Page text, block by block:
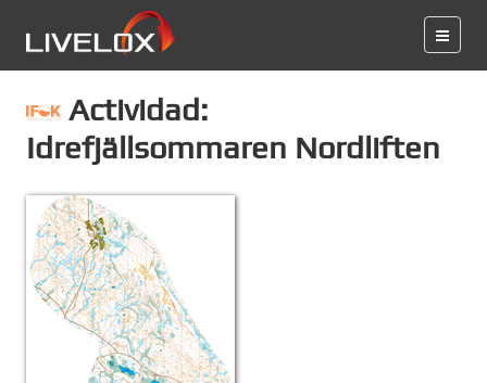
Actividad:
Idrefjällsommaren Nordliften